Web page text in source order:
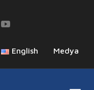
English Medya